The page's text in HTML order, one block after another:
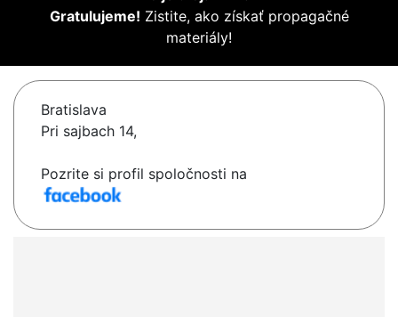
Gratulujeme! Zistite, ako získať propagačné
materiály!
Bratislava
Pri sajbach 14,
Pozrite si profil spoločnosti na